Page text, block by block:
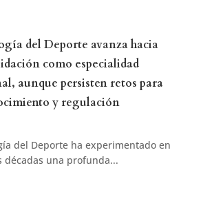
del Deporte avanza hacia
como especialidad
aunque persisten retos para
y regulación
del Deporte ha experimentado en
décadas una profunda...